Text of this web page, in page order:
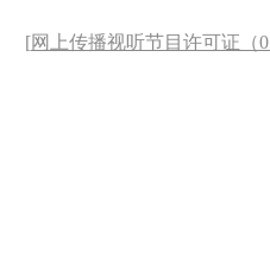
[网上传播视听节目许可证（